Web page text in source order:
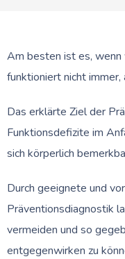
Am besten ist es, wenn
funktioniert nicht immer,
Das erklärte Ziel der
Funktionsdefizite im
sich körperlich
Durch geeignete und
Präventionsdiagnostik
vermeiden und so
entgegenwirken zu